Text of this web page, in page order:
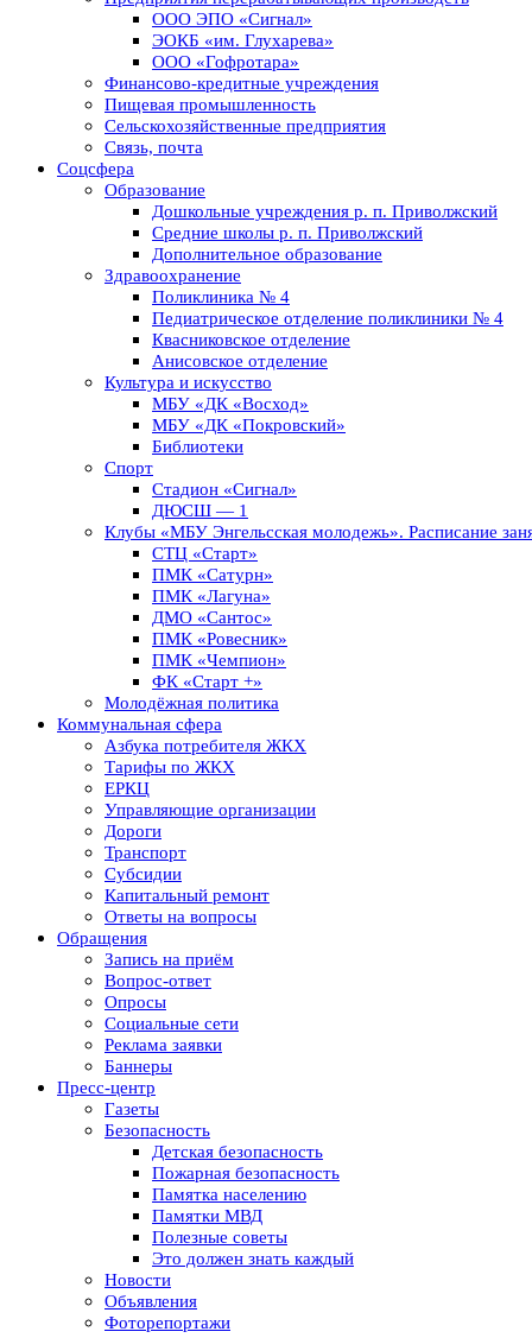
ООО ЭПО «Сигнал»
ЭОКБ «им. Глухарева»
ООО «Гофротара»
Финансово-кредитные учреждения
Пищевая промышленность
Сельскохозяйственные предприятия
Связь, почта
Соцсфера
Образование
Дошкольные учреждения р. п. Приволжский
Средние школы р. п. Приволжский
Дополнительное образование
Здравоохранение
Поликлиника № 4
Педиатрическое отделение поликлиники № 4
Квасниковское отделение
Анисовское отделение
Культура и искусство
МБУ «ДК «Восход»
МБУ «ДК «Покровский»
Библиотеки
Спорт
Стадион «Сигнал»
ДЮСШ — 1
Клубы «МБУ Энгельсская молодежь». Расписание
СТЦ «Старт»
ПМК «Сатурн»
ПМК «Лагуна»
ДМО «Сантос»
ПМК «Ровесник»
ПМК «Чемпион»
ФК «Старт +»
Молодёжная политика
Коммунальная сфера
Азбука потребителя ЖКХ
Тарифы по ЖКХ
ЕРКЦ
Управляющие организации
Дороги
Транспорт
Субсидии
Капитальный ремонт
Ответы на вопросы
Обращения
Запись на приём
Вопрос-ответ
Опросы
Социальные сети
Реклама заявки
Баннеры
Пресс-центр
Газеты
Безопасность
Детская безопасность
Пожарная безопасность
Памятка населению
Памятки МВД
Полезные советы
Это должен знать каждый
Новости
Объявления
Фоторепортажи